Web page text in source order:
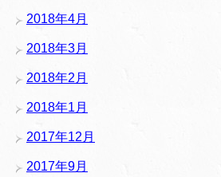
2018年4月
2018年3月
2018年2月
2018年1月
2017年12月
2017年9月